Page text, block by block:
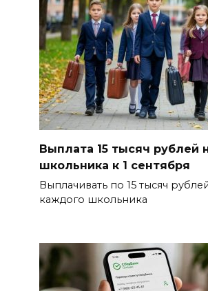
Выплата 15 тысяч рублей
школьника к 1 сентября
Выплачивать по 15 тысяч
каждого школьника